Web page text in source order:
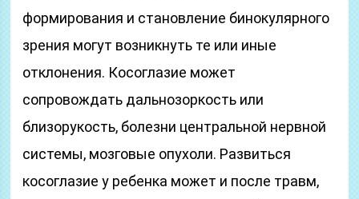
формирования и становление бинокулярного
зрения могут возникнуть те или иные
отклонения. Косоглазие может
сопровождать дальнозоркость или
близорукость, болезни центральной нервной
системы, мозговые опухоли. Развиться
косоглазие у ребенка может и после травм,